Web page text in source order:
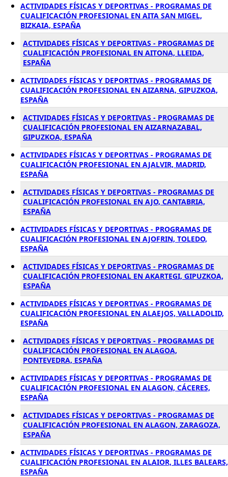
ACTIVIDADES FÍSICAS Y DEPORTIVAS - PROGRAMAS DE
CUALIFICACIÓN PROFESIONAL EN AITA SAN MIGEL,
BIZKAIA, ESPAÑA
ACTIVIDADES FÍSICAS Y DEPORTIVAS - PROGRAMAS DE
CUALIFICACIÓN PROFESIONAL EN AITONA, LLEIDA,
ESPAÑA
ACTIVIDADES FÍSICAS Y DEPORTIVAS - PROGRAMAS DE
CUALIFICACIÓN PROFESIONAL EN AIZARNA, GIPUZKOA,
ESPAÑA
ACTIVIDADES FÍSICAS Y DEPORTIVAS - PROGRAMAS DE
CUALIFICACIÓN PROFESIONAL EN AIZARNAZABAL,
GIPUZKOA, ESPAÑA
ACTIVIDADES FÍSICAS Y DEPORTIVAS - PROGRAMAS DE
CUALIFICACIÓN PROFESIONAL EN AJALVIR, MADRID,
ESPAÑA
ACTIVIDADES FÍSICAS Y DEPORTIVAS - PROGRAMAS DE
CUALIFICACIÓN PROFESIONAL EN AJO, CANTABRIA,
ESPAÑA
ACTIVIDADES FÍSICAS Y DEPORTIVAS - PROGRAMAS DE
CUALIFICACIÓN PROFESIONAL EN AJOFRIN, TOLEDO,
ESPAÑA
ACTIVIDADES FÍSICAS Y DEPORTIVAS - PROGRAMAS DE
CUALIFICACIÓN PROFESIONAL EN AKARTEGI, GIPUZKOA,
ESPAÑA
ACTIVIDADES FÍSICAS Y DEPORTIVAS - PROGRAMAS DE
CUALIFICACIÓN PROFESIONAL EN ALAEJOS, VALLADOLID,
ESPAÑA
ACTIVIDADES FÍSICAS Y DEPORTIVAS - PROGRAMAS DE
CUALIFICACIÓN PROFESIONAL EN ALAGOA,
PONTEVEDRA, ESPAÑA
ACTIVIDADES FÍSICAS Y DEPORTIVAS - PROGRAMAS DE
CUALIFICACIÓN PROFESIONAL EN ALAGON, CÁCERES,
ESPAÑA
ACTIVIDADES FÍSICAS Y DEPORTIVAS - PROGRAMAS DE
CUALIFICACIÓN PROFESIONAL EN ALAGON, ZARAGOZA,
ESPAÑA
ACTIVIDADES FÍSICAS Y DEPORTIVAS - PROGRAMAS DE
CUALIFICACIÓN PROFESIONAL EN ALAIOR, ILLES BALEARS,
ESPAÑA